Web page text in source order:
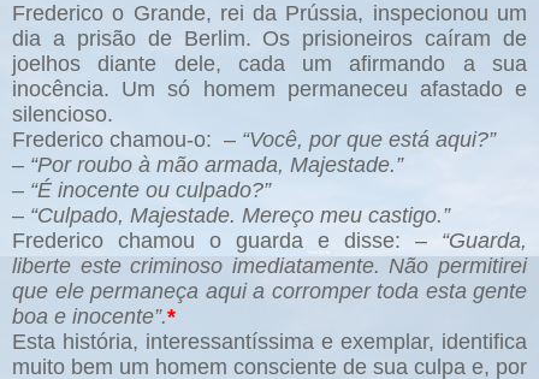
Frederico o Grande, rei da Prússia, inspecionou um
dia a prisão de Berlim. Os prisioneiros caíram de
joelhos diante dele, cada um afirmando a sua
inocência. Um só homem permaneceu afastado e
silencioso.
Frederico chamou-o: – “Você, por que está aqui?”
– “Por roubo à mão armada, Majestade.”
– “É inocente ou culpado?”
– “Culpado, Majestade. Mereço meu castigo.”
Frederico chamou o guarda e disse: – “Guarda,
liberte este criminoso imediatamente. Não permitirei
que ele permaneça aqui a corromper toda esta gente
boa e inocente”.*
Esta história, interessantíssima e exemplar, identifica
muito bem um homem consciente de sua culpa e, por